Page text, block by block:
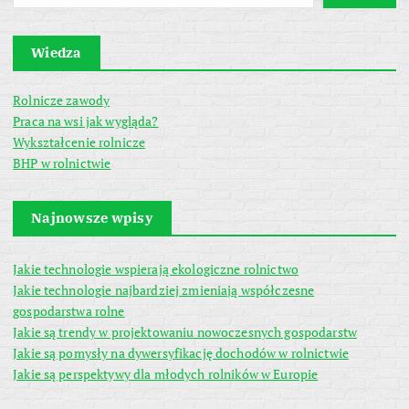
Wiedza
Rolnicze zawody
Praca na wsi jak wygląda?
Wykształcenie rolnicze
BHP w rolnictwie
Najnowsze wpisy
Jakie technologie wspierają ekologiczne rolnictwo
Jakie technologie najbardziej zmieniają współczesne
gospodarstwa rolne
Jakie są trendy w projektowaniu nowoczesnych gospodarstw
Jakie są pomysły na dywersyfikację dochodów w rolnictwie
Jakie są perspektywy dla młodych rolników w Europie